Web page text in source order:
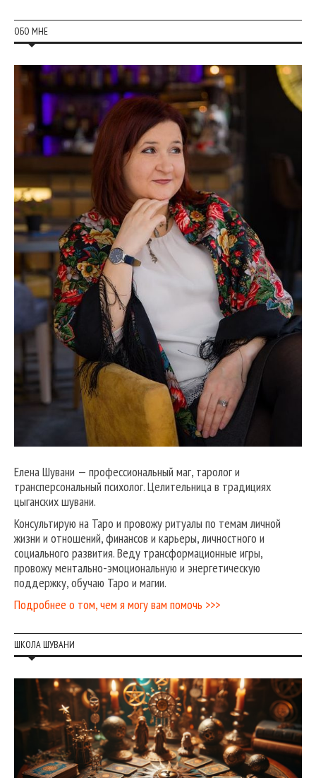
ОБО МНЕ
Елена Шувани — профессиональный маг, таролог и
трансперсональный психолог. Целительница в традициях
цыганских шувани.
Консультирую на Таро и провожу ритуалы по темам личной
жизни и отношений, финансов и карьеры, личностного и
социального развития. Веду трансформационные игры,
провожу ментально-эмоциональную и энергетическую
поддержку, обучаю Таро и магии.
Подробнее о том, чем я могу вам помочь >>>
ШКОЛА ШУВАНИ